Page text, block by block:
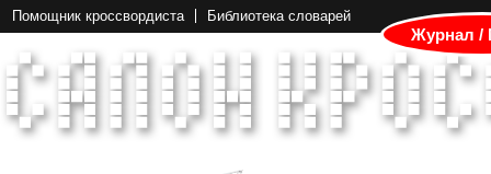
Помощник кроссвордиста Библиотека словарей
Журнал /